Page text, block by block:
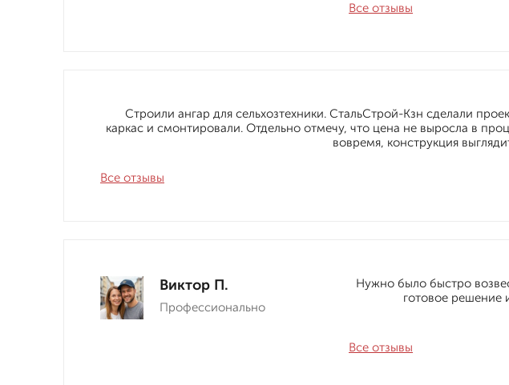
Все отзывы
Все отзывы
Строили ангар для сельхозтехники. СтальСтрой-Кзн сделали
каркас и смонтировали. Отдельно отмечу, что цена не выросла в
вовремя, конструкция
Виктор П.
Профессионально
Все отзывы
Нужно было быстро
готовое решение